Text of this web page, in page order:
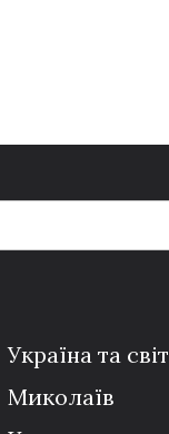
Україна та світ
Миколаїв